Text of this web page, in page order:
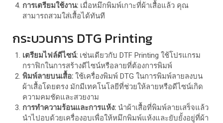
การเตรียมใช้งาน: เมื่อหมึกพิมพ์เกาะที่ผ้าเสื้อแล้ว คุณ
สามารถสวมใส่เสื้อได้ทันที
กระบวนการ DTG Printing
เตรียมไฟล์ดีไซน์: เช่นเดียวกับ DTF Printing ใช้โปรแกรม
กราฟิกในการสร้างดีไซน์หรือลายที่ต้องการพิมพ์
พิมพ์ลายบนเสื้อ: ใช้เครื่องพิมพ์ DTG ในการพิมพ์ลายลงบน
ผ้าเสื้อโดยตรง มักมีเทคโนโลยีที่ช่วยให้ลายหรือดีไซน์เกิด
ความคมชัดและสวยงาม
การทำความร้อนและการแห้ง: นำผ้าเสื้อที่พิมพ์ลายเสร็จแล้ว
นำไปอบด้วยเครื่องอบเพื่อให้หมึกพิมพ์แห้งและยับยั้งอยู่ที่ผ้า